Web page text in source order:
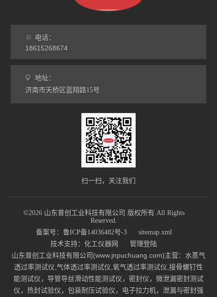
电话：
18615268674
地址：
济南市天桥区蓝翔路15号
扫一扫，关注我们
©2026 山东普创工业科技有限公司 版权所有 All Rights
Reserved.
备案号：鲁ICP备14036482号-3
sitemap.xml
技术支持： 化工仪器网 管理登陆
山东普创工业科技有限公司(www.jnpuchuang.com)主营：水蒸气
透过率测试仪,气体透过率测试仪,氧气透过率测试仪,接骨螺钉性
能测试仪，导管导丝滑动性能测试仪，密封仪，微泄漏密封测试
仪，热封试验仪，包装耐压试验仪，电子拉力机，泄漏与密封强